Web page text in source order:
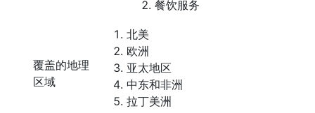
餐饮服务
覆盖的地理
区域
北美
欧洲
亚太地区
中东和非洲
拉丁美洲